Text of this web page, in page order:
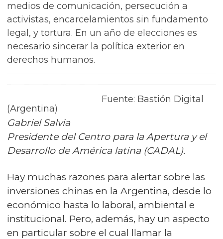
medios de comunicación, persecución a
activistas, encarcelamientos sin fundamento
legal, y tortura. En un año de elecciones es
necesario sincerar la política exterior en
derechos humanos.
Fuente: Bastión Digital
(Argentina)
Gabriel Salvia
Presidente del Centro para la Apertura y el
Desarrollo de América latina (CADAL).
Hay muchas razones para alertar sobre las
inversiones chinas en la Argentina, desde lo
económico hasta lo laboral, ambiental e
institucional. Pero, además, hay un aspecto
en particular sobre el cual llamar la